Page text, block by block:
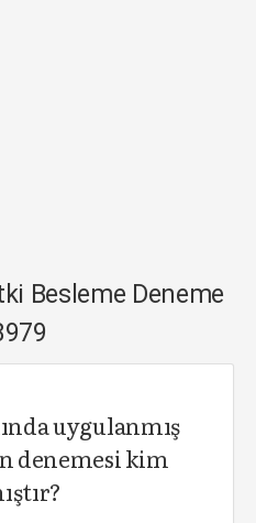
Besleme Deneme
uygulanmış
denemesi kim